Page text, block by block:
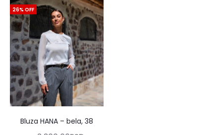
26% OFF
Bluza HANA – bela, 38